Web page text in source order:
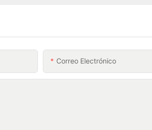
Correo Electrónico